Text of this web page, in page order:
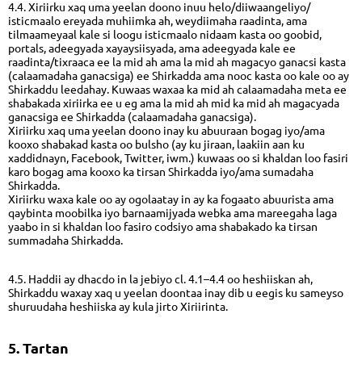
4.4. Xiriirku xaq uma yeelan doono inuu helo/diiwaangeliyo/
isticmaalo ereyada muhiimka ah, weydiimaha raadinta, ama
tilmaameyaal kale si loogu isticmaalo nidaam kasta oo goobid,
portals, adeegyada xayaysiisyada, ama adeegyada kale ee
raadinta/tixraaca ee la mid ah ama la mid ah magacyo ganacsi kasta
(calaamadaha ganacsiga) ee Shirkadda ama nooc kasta oo kale oo ay
Shirkaddu leedahay. Kuwaas waxaa ka mid ah calaamadaha meta ee
shabakada xiriirka ee u eg ama la mid ah mid ka mid ah magacyada
ganacsiga ee Shirkadda (calaamadaha ganacsiga).
Xiriirku xaq uma yeelan doono inay ku abuuraan bogag iyo/ama
kooxo shabakad kasta oo bulsho (ay ku jiraan, laakiin aan ku
xaddidnayn, Facebook, Twitter, iwm.) kuwaas oo si khaldan loo fasiri
karo bogag ama kooxo ka tirsan Shirkadda iyo/ama sumadaha
Shirkadda.
Xiriirku waxa kale oo ay ogolaatay in ay ka fogaato abuurista ama
qaybinta moobilka iyo barnaamijyada webka ama mareegaha laga
yaabo in si khaldan loo fasiro codsiyo ama shabakado ka tirsan
summadaha Shirkadda.
4.5. Haddii ay dhacdo in la jebiyo cl. 4.1–4.4 oo heshiiskan ah,
Shirkaddu waxay xaq u yeelan doontaa inay dib u eegis ku sameyso
shuruudaha heshiiska ay kula jirto Xiriirinta.
5. Tartan